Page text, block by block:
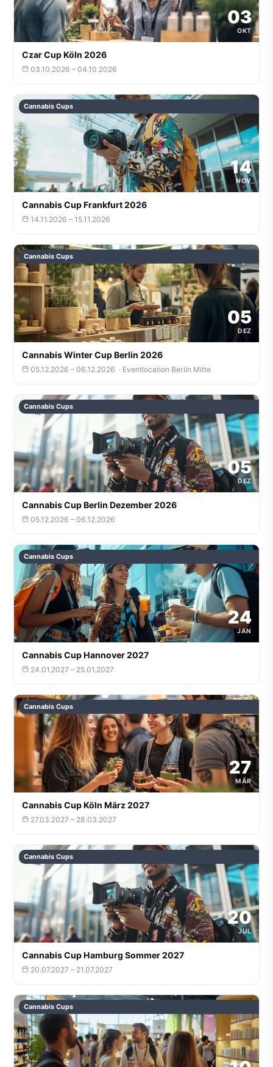
03
OKT
Czar Cup Köln 2026
03.10.2026 – 04.10.2026
Cannabis Cups
14
NOV
Cannabis Cup Frankfurt 2026
14.11.2026 – 15.11.2026
Cannabis Cups
05
DEZ
Cannabis Winter Cup Berlin 2026
05.12.2026 – 06.12.2026 · Eventlocation Berlin Mitte
Cannabis Cups
05
DEZ
Cannabis Cup Berlin Dezember 2026
05.12.2026 – 06.12.2026
Cannabis Cups
24
JAN
Cannabis Cup Hannover 2027
24.01.2027 – 25.01.2027
Cannabis Cups
27
MÄR
Cannabis Cup Köln März 2027
27.03.2027 – 28.03.2027
Cannabis Cups
20
JUL
Cannabis Cup Hamburg Sommer 2027
20.07.2027 – 21.07.2027
Cannabis Cups